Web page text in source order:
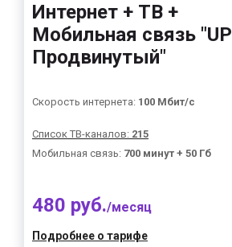
Интернет + ТВ +
Мобильная связь "UP
Продвинутый"
Скорость интернета: 100 Мбит/с
Список ТВ-каналов: 215
Мобильная связь: 700 минут + 50 Гб
480 руб./месяц
Подробнее о тарифе